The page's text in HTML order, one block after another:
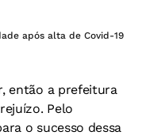
após alta de Covid-19
então a prefeitura
Pelo
o sucesso dessa